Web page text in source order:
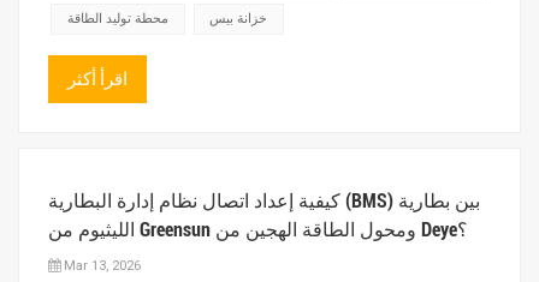
محطة توليد الطاقة خزانة بيس
اقرأ أكثر
كيفية إعداد اتصال نظام إدارة البطارية (BMS) بين بطارية
الليثيوم من Greensun ومحول الطاقة الهجين من Deye؟
Mar 13, 2026